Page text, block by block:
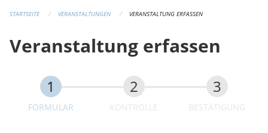
STARTSEITE VERANSTALTUNGEN VERANSTALTUNG ERFASSEN
Veranstaltung erfassen
FORMULAR KONTROLLE BESTÄTIGUNG